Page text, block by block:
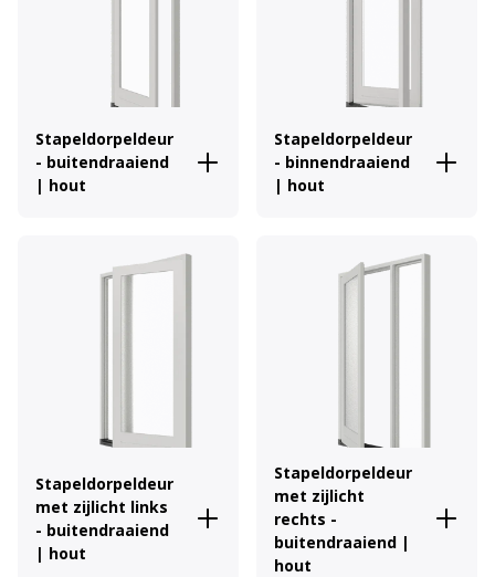
Stapeldorpeldeur
- buitendraaiend
| hout
Stapeldorpeldeur
- binnendraaiend
| hout
Stapeldorpeldeur
met zijlicht links
- buitendraaiend
| hout
Stapeldorpeldeur
met zijlicht
rechts -
buitendraaiend |
hout